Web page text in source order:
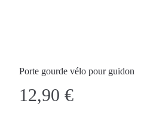
Porte gourde vélo pour guidon
12,90 €